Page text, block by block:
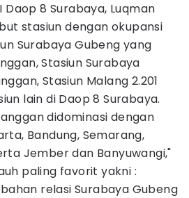
Daop 8 Surabaya, Luqman
stasiun dengan okupansi
Surabaya Gubeng yang
Stasiun Surabaya
Stasiun Malang 2.201
lain di Daop 8 Surabaya.
didominasi dengan
Bandung, Semarang,
Jember dan Banyuwangi,"
paling favorit yakni :
relasi Surabaya Gubeng